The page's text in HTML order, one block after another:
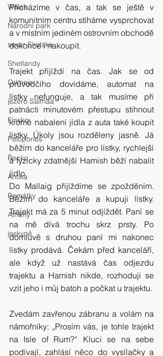
Wales
Národní park
sever Skotska
Shetlandy
Orkneje
jezero Saimaa
Finsko
Pelopones
Řecko
Antika
Památky
Athény
jeskyně
Přicházíme v čas, a tak se ještě v
komunitním centru stíháme vysprchovat
a v místním jediném ostrovním obchodě
dokonce i nakoupit.
Trajekt přijíždí na čas. Jak se od
průvodčího dovídáme, automat na
lístky nefunguje, a tak musíme při
patnácti minutovém přestupu stihnout
kromě nabalení jídla z auta také koupit
lístky. Úkoly jsou rozděleny jasně. Já
běžím do kanceláře pro lístky, rychlejší
a fyzicky zdatnější Hamish běží nabalit
jídlo.
Do Mallaig přijíždíme se zpožděním.
Běžím do kanceláře a kupuji lístky.
Trajekt má za 5 minut odjíždět. Paní se
na mě dívá trochu skrz prsty. Po
domluvě s druhou paní mi nakonec
lístky prodává. Čekám před kanceláří,
ale když už nastává čas odjezdu
trajektu a Hamish nikde, rozhoduji se
vzít jeho i můj batoh a počkat u trajektu.
Zvedám zavřenou zábranu a volám na
námořníky: „Prosím vás, je tohle trajekt
na Isle of Rum?“ Kluci se na sebe
podívají, zahlásí něco do vysílačky a